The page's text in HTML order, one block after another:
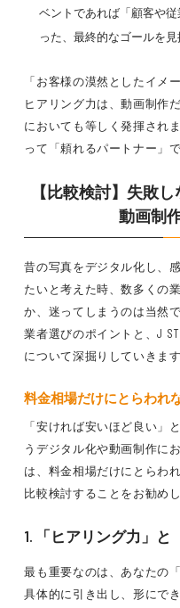
ベントであれば「顧客や
った、最終的なゴールを
「お客様の漠然としたイメ
ヒアリング力は、動画制作
においても等しく発揮され
って「頼れるパートナー」
【比較検討】失敗
動画制
昔の写真をデジタル化し、
たいと考えた時、数多くの
か、迷ってしまうのは当然
業者選びのポイントと、J
について深掘りしていきます
料金相場だけにとらわれ
「安ければ安いほど良い」
うデジタル化や動画制作に
は、料金相場だけにとらわ
比較検討することをお勧めし
1. 「ヒアリング力」と
最も重要なのは、あなたの
具体的に引き出し、形にで